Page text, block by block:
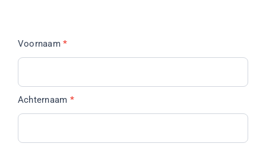
Voornaam*
Achternaam *